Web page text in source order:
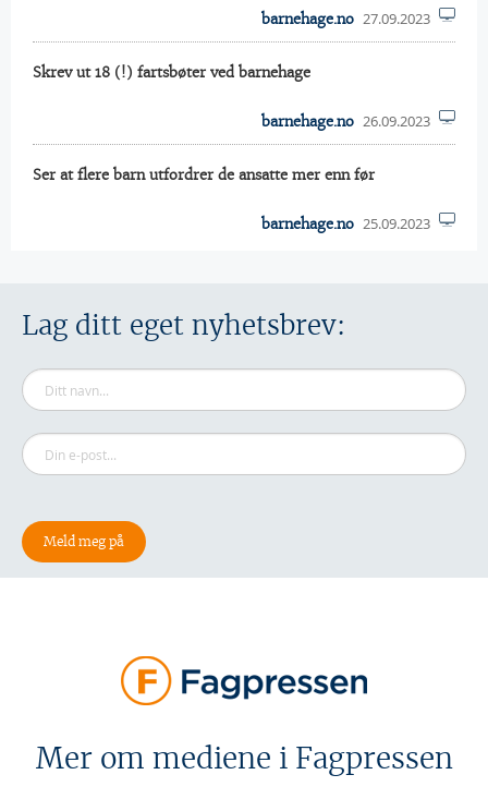
barnehage.no 27.09.2023
Skrev ut 18 (!) fartsbøter ved barnehage
barnehage.no 26.09.2023
Ser at flere barn utfordrer de ansatte mer enn før
barnehage.no 25.09.2023
Lag ditt eget nyhetsbrev:
Mer om mediene i Fagpressen